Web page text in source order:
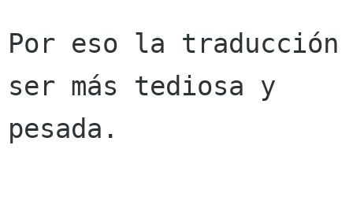
Por eso la traducción
ser más tediosa y
pesada.